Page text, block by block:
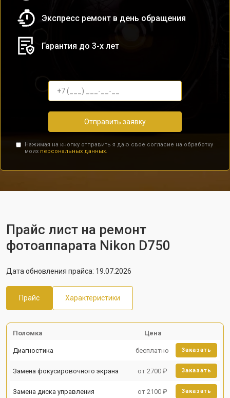
Экспресс ремонт в день обращения
Гарантия до 3-х лет
Отправить заявку
Нажимая на кнопку отправить я даю свое согласие на обработку
моих персональных данных.
Прайс лист на ремонт
фотоаппарата Nikon D750
Дата обновления прайса: 19.07.2026
Прайс Характеристики
Поломка Цена
Диагностика бесплатно Заказать
Замена фокусировочного экрана от 2700 ₽ Заказать
Замена диска управления от 2100 ₽ Заказать